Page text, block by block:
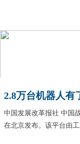
2.8万台机器人有
中国发展改革报社 中国
在北京发布。该平台由